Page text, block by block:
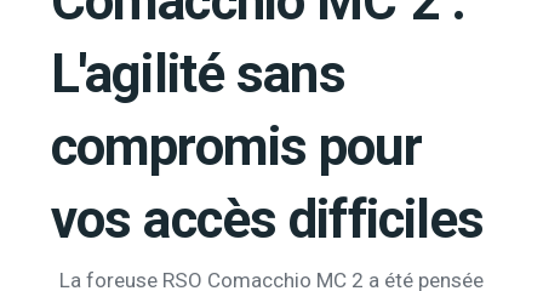
L'agilité sans
compromis pour
vos accès difficiles
La foreuse RSO Comacchio MC 2 a été pensée